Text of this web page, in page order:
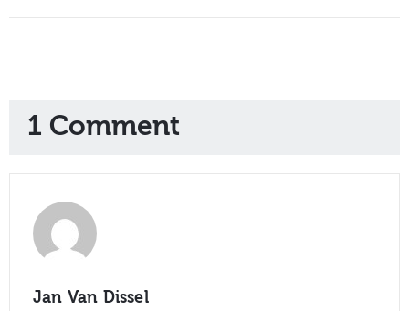
1 Comment
Jan Van Dissel